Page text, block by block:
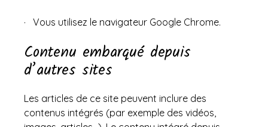
· Vous utilisez le navigateur Google Chrome.
Contenu embarqué depuis
d’autres sites
Les articles de ce site peuvent inclure des
contenus intégrés (par exemple des vidéos,